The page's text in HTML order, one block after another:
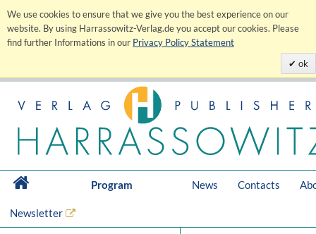
We use cookies to ensure that we give you the best experience on our
website. By using Harrassowitz-Verlag.de you accept our cookies. Please
find further Informations in our Privacy Policy Statement
ok
Program News Contacts
Newsletter